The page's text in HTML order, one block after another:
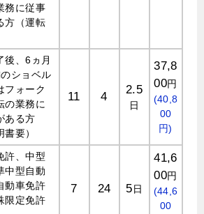
務に従事
方（運転
、6ヵ月
ショベル
フォーク
の業務に
ある方
書要）
11 4
2.5
日
37,8
00円
(40,8
00
円)
許、中型
中型自動
動車免許
限定免許
7 24 5日
41,6
00円
(44,6
00